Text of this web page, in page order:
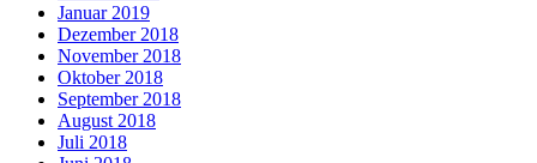
Januar 2019
Dezember 2018
November 2018
Oktober 2018
September 2018
August 2018
Juli 2018